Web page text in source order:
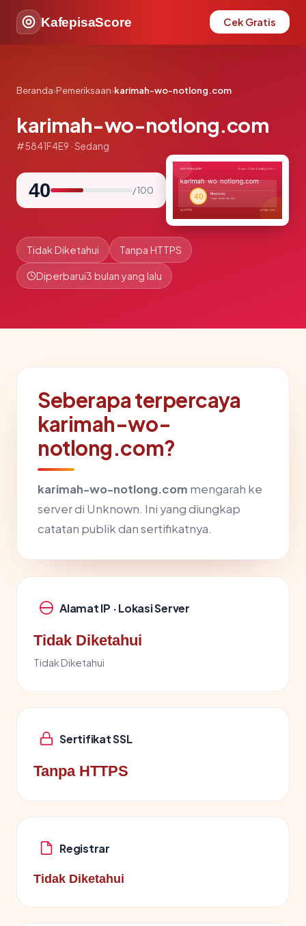
KafepisaScore Cek Gratis
Beranda›Pemeriksaan›karimah-wo-notlong.com
karimah-wo-notlong.com
#5841F4E9 · Sedang
40 / 100
Tidak Diketahui Tanpa HTTPS
Diperbarui3 bulan yang lalu
Seberapa terpercaya
karimah-wo-
notlong.com?
karimah-wo-notlong.com mengarah ke
server di Unknown. Ini yang diungkap
catatan publik dan sertifikatnya.
Alamat IP · Lokasi Server
Tidak Diketahui
Tidak Diketahui
Sertifikat SSL
Tanpa HTTPS
Registrar
Tidak Diketahui